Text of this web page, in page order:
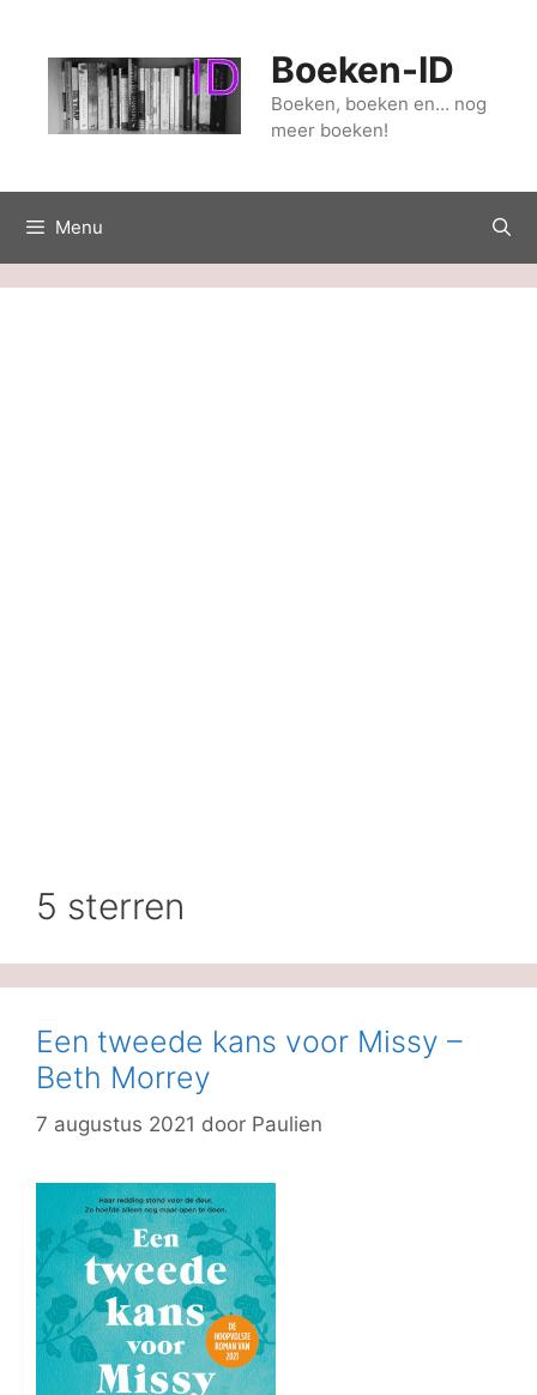
inhoud
Boeken-ID
Boeken, boeken en… nog
meer boeken!
Menu
5 sterren
Een tweede kans voor Missy –
Beth Morrey
7 augustus 2021 door Paulien